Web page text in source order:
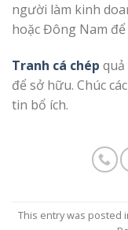
người làm kinh
hoặc Đông Nam
Tranh cá chép
để sở hữu. Chúc
tin bổ ích.
This entry was posted